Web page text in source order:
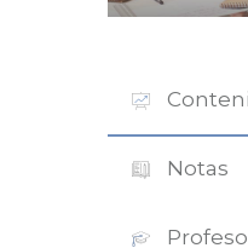
Notas